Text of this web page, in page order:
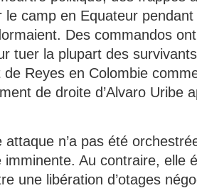
le camp en Equateur
Des commandos
tuer la plupart des
Reyes en Colombie
de droite d’Alvaro Uribe
attaque n’a pas été
Au contraire, elle
une libération d’otages